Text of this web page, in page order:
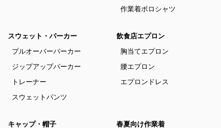
作業着ポロシャツ
スウェット・パーカー
プルオーバーパーカー
ジップアップパーカー
トレーナー
スウェットパンツ
飲食店エプロン
胸当てエプロン
腰エプロン
エプロンドレス
キャップ・帽子 春夏向け作業着